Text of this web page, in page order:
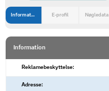
Information E-profil Nøgledata
Information
Reklamebeskyttelse:
Adresse: